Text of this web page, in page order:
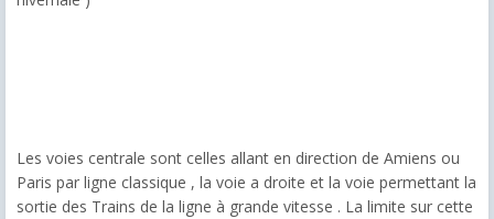
Les voies centrale sont celles allant en direction de Amiens ou
Paris par ligne classique , la voie a droite et la voie permettant la
sortie des Trains de la ligne à grande vitesse . La limite sur cette